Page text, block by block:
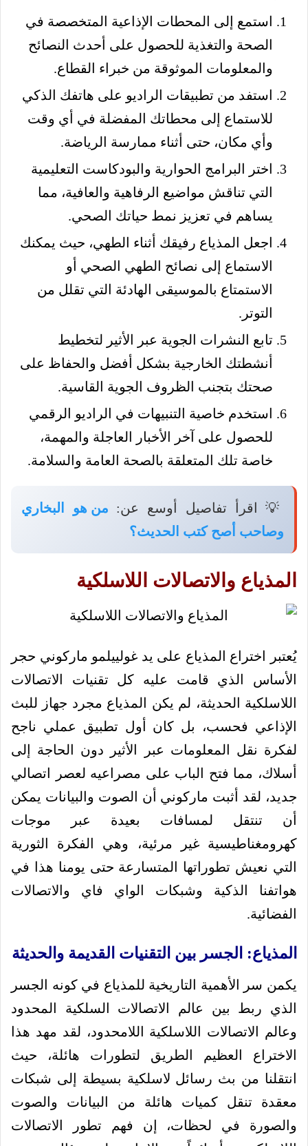
استمع إلى المحطات الإذاعية المتخصصة في
الصحة والتغذية للحصول على أحدث النصائح
والمعلومات الموثوقة من خبراء القطاع.
استفد من تطبيقات الراديو على هاتفك الذكي
للاستماع إلى محطاتك المفضلة في أي وقت
وأي مكان، حتى أثناء ممارسة الرياضة.
اختر البرامج الحوارية والبودكاست التعليمية
التي تناقش مواضيع الرفاهية والعافية، مما
يساهم في تعزيز نمط حياتك الصحي.
اجعل المذياع رفيقك أثناء الطهي، حيث يمكنك
الاستماع إلى نصائح الطهي الصحي أو
الاستمتاع بالموسيقى الهادئة التي تقلل من
التوتر.
تابع النشرات الجوية عبر الأثير لتخطيط
أنشطتك الخارجية بشكل أفضل والحفاظ على
صحتك بتجنب الظروف الجوية القاسية.
استخدم خاصية التنبيهات في الراديو الرقمي
للحصول على آخر الأخبار العاجلة والمهمة،
خاصة تلك المتعلقة بالصحة العامة والسلامة.
💡 اقرأ تفاصيل أوسع عن: من هو البخاري
وصاحب أصح كتب الحديث؟
المذياع والاتصالات اللاسلكية
يُعتبر اختراع المذياع على يد غولييلمو ماركوني حجر
الأساس الذي قامت عليه كل تقنيات الاتصالات
اللاسلكية الحديثة، لم يكن المذياع مجرد جهاز للبث
الإذاعي فحسب، بل كان أول تطبيق عملي ناجح
لفكرة نقل المعلومات عبر الأثير دون الحاجة إلى
أسلاك، مما فتح الباب على مصراعيه لعصر اتصالي
جديد، لقد أثبت ماركوني أن الصوت والبيانات يمكن
أن تنتقل لمسافات بعيدة عبر موجات
كهرومغناطيسية غير مرئية، وهي الفكرة الثورية
التي نعيش تطوراتها المتسارعة حتى يومنا هذا في
هواتفنا الذكية وشبكات الواي فاي والاتصالات
الفضائية.
المذياع: الجسر بين التقنيات القديمة والحديثة
يكمن سر الأهمية التاريخية للمذياع في كونه الجسر
الذي ربط بين عالم الاتصالات السلكية المحدود
وعالم الاتصالات اللاسلكية اللامحدود، لقد مهد هذا
الاختراع العظيم الطريق لتطورات هائلة، حيث
انتقلنا من بث رسائل لاسلكية بسيطة إلى شبكات
معقدة تنقل كميات هائلة من البيانات والصوت
والصورة في لحظات، إن فهم تطور الاتصالات